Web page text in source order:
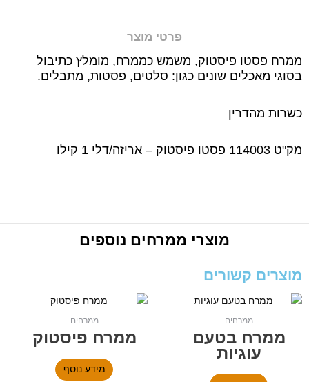
פרטי מוצר
ממרח פסטו פיסטוק, משמש כממרח, מומלץ כתיבול
בסוגי מאכלים שונים כגון: סלטים, פסטות, מתבלים.
כשרות מהדרין
מק"ט 114003 פסטו פיסטוק – אריזה/דלי 1 קילו
מוצרי ממרחים נוספים
מוצרים קשורים
ממרחים
ממרח בטעם
עוגיות
ממרחים
ממרח פיסטוק
מידע נוסף